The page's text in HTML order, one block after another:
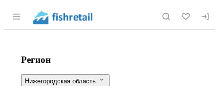
Раздел навигации по сайту fishretail.ru
В Нижегородской области с начала
Фильтры
Регион
Нижегородская область